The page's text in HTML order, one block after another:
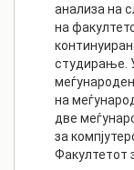
анализа на
на
студирање.
на
две
за
Факултетот